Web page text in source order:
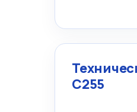
С255